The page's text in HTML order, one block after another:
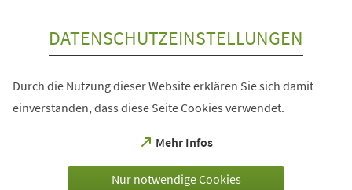
DATENSCHUTZEINSTELLUNGEN
Durch die Nutzung dieser Website erklären Sie sich damit
einverstanden, dass diese Seite Cookies verwendet.
Mehr Infos
(Öffnet
einem
Nur notwendige Cookies